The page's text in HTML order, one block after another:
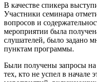
В качестве спикера
Участники семинара
вопросов и
мероприятии была
слушателей, было задано
пунктам программы.
Были получены запросы
тех, кто не успел в начале